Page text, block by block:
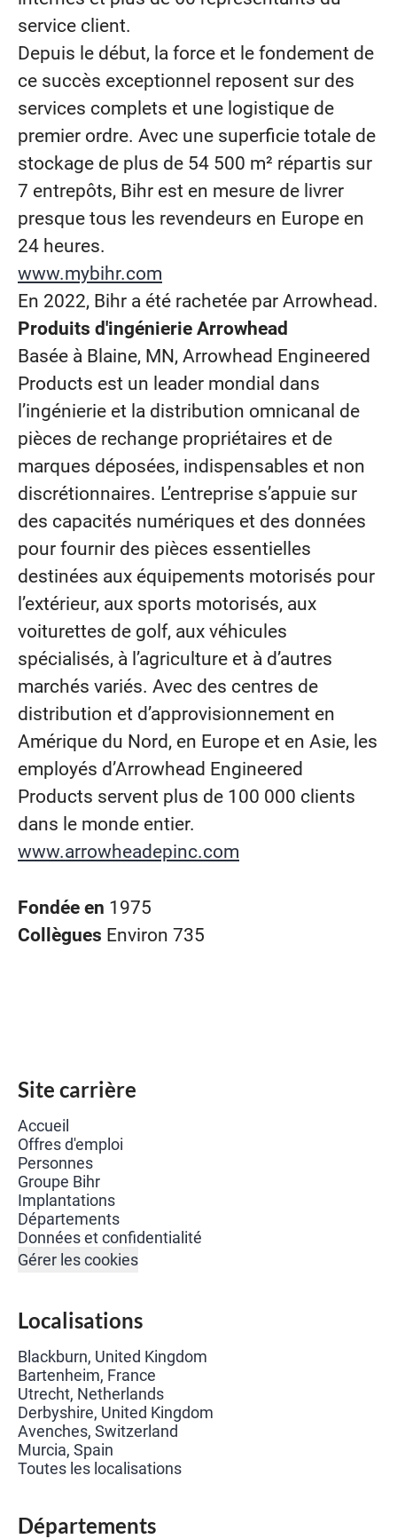
service client.
Depuis le début, la force et le fondement de
ce succès exceptionnel reposent sur des
services complets et une logistique de
premier ordre. Avec une superficie totale de
stockage de plus de 54 500 m² répartis sur
7 entrepôts, Bihr est en mesure de livrer
presque tous les revendeurs en Europe en
24 heures.
www.mybihr.com
En 2022, Bihr a été rachetée par Arrowhead.
Produits d'ingénierie Arrowhead
Basée à Blaine, MN, Arrowhead Engineered
Products est un leader mondial dans
l’ingénierie et la distribution omnicanal de
pièces de rechange propriétaires et de
marques déposées, indispensables et non
discrétionnaires. L’entreprise s’appuie sur
des capacités numériques et des données
pour fournir des pièces essentielles
destinées aux équipements motorisés pour
l’extérieur, aux sports motorisés, aux
voiturettes de golf, aux véhicules
spécialisés, à l’agriculture et à d’autres
marchés variés. Avec des centres de
distribution et d’approvisionnement en
Amérique du Nord, en Europe et en Asie, les
employés d’Arrowhead Engineered
Products servent plus de 100 000 clients
dans le monde entier.
www.arrowheadepinc.com
Fondée en 1975
Collègues Environ 735
Site carrière
Accueil
Offres d'emploi
Personnes
Groupe Bihr
Implantations
Départements
Données et confidentialité
Gérer les cookies
Localisations
Blackburn, United Kingdom
Bartenheim, France
Utrecht, Netherlands
Derbyshire, United Kingdom
Avenches, Switzerland
Murcia, Spain
Toutes les localisations
Départements